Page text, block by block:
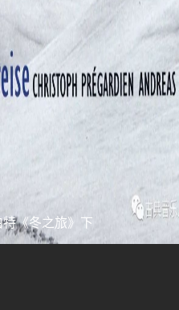
《冬之旅》下